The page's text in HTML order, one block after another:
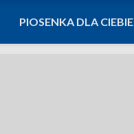
PIOSENKA DLA CIEBIE